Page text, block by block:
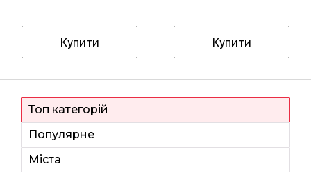
Купити Купити
Топ категорій
Популярне
Міста